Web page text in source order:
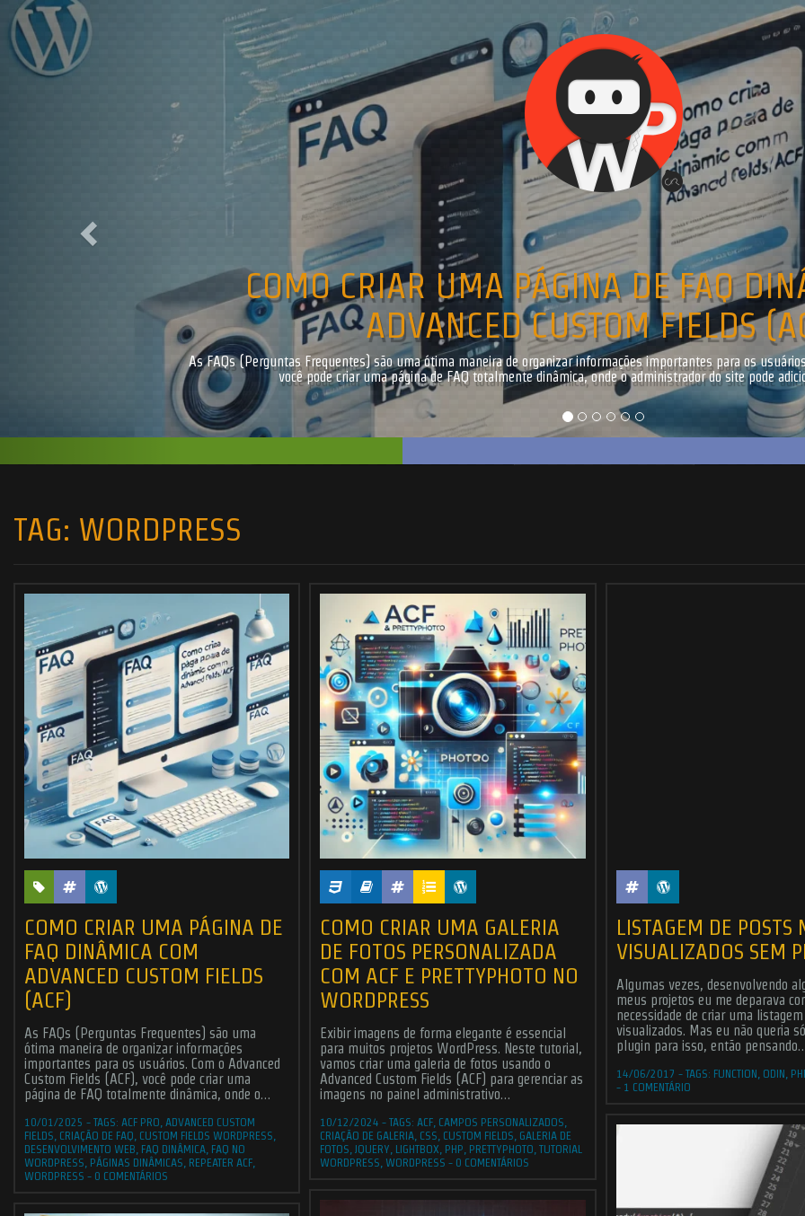
COMO IMPLEMENTAR VALIDAÇÕES
FORMULÁRIOS COM CONTACT FORM 7 E
O Contact Form 7 (CF7) é um dos plugins mais populares para criar formulários no WordPress. Ele é
validações personalizadas usando filtros e hooks do WordPress. Neste post, vamos mostrar
TAG: WORDPRESS
COMO CRIAR UMA PÁGINA DE
FAQ DINÂMICA COM
ADVANCED CUSTOM FIELDS
(ACF)
As FAQs (Perguntas Frequentes) são uma
ótima maneira de organizar informações
importantes para os usuários. Com o Advanced
Custom Fields (ACF), você pode criar uma
página de FAQ totalmente dinâmica, onde o…
10/01/2025 - TAGS: ACF PRO, ADVANCED CUSTOM
FIELDS, CRIAÇÃO DE FAQ, CUSTOM FIELDS WORDPRESS,
DESENVOLVIMENTO WEB, FAQ DINÂMICA, FAQ NO
WORDPRESS, PÁGINAS DINÂMICAS, REPEATER ACF,
WORDPRESS - 0 COMENTÁRIOS
COMO CRIAR UMA GALERIA
DE FOTOS PERSONALIZADA
COM ACF E PRETTYPHOTO NO
WORDPRESS
Exibir imagens de forma elegante é essencial
para muitos projetos WordPress. Neste tutorial,
vamos criar uma galeria de fotos usando o
Advanced Custom Fields (ACF) para gerenciar as
imagens no painel administrativo…
10/12/2024 -TAGS:ACF, CAMPOS PERSONALIZADOS,
CRIAÇÃO DE GALERIA, CSS, CUSTOM FIELDS, GALERIA DE
FOTOS,JQUERY, LIGHTBOX, PHP, PRETTYPHOTO,TUTORIAL
WORDPRESS,WORDPRESS - 0 COMENTÁRIOS
LISTAGEM DE POSTS
VISUALIZADOS SEM
Algumas vezes, desenvolvendo
meus projetos eu me deparava
necessidade de criar uma
visualizados. Mas eu não queria
plugin para isso, então
14/06/2017 - TAGS: FUNCTION, ODIN,
- 1 COMENTÁRIO
Get in touch
If you have any question or a budget!!!
Contact me with form bellow.
BLOG CONTACT ME
Found Me
© 2006 - 2026CHR Designer- All rights reserved | Powered by theOdinforces andWordPress